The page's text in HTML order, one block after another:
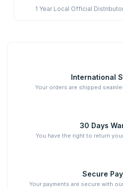
1 Year Local Official
International
Your orders are shipped
30 Days
You have the right to return
Secure
Your payments are secure with